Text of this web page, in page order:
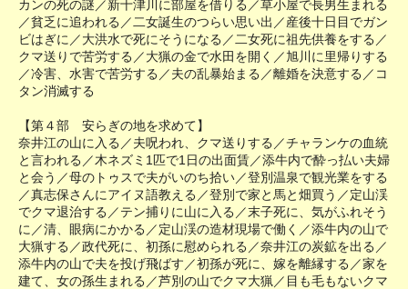
カンの死の謎／新十津川に部屋を借りる／草小屋で長男生まれる
／貧乏に追われる／二女誕生のつらい思い出／産後十日目でガン
ビはぎに／大洪水で死にそうになる／二女死に祖先供養をする／
クマ送りで苦労する／大猟の金で水田を開く／旭川に里帰りする
／冷害、水害で苦労する／夫の乱暴始まる／離婚を決意する／コ
タン消滅する
【第４部 安らぎの地を求めて】
奈井江の山に入る／夫呪われ、クマ送りする／チャランケの血統
と言われる／木ネズミ1匹で1日の出面賃／添牛内で酔っ払い夫婦
と会う／母のトゥスで夫がいのち拾い／登別温泉で観光業をする
／真志保さんにアイヌ語教える／登別で家と馬と畑買う／定山渓
でクマ退治する／テン捕りに山に入る／末子死に、気がふれそう
に／清、眼病にかかる／定山渓の造材現場で働く／添牛内の山で
大猟する／政代死に、初孫に慰められる／奈井江の炭鉱を出る／
添牛内の山で夫を投げ飛ばす／初孫が死に、嫁を離縁する／家を
建て、女の孫生まれる／芦別の山でクマ大猟／目も毛もないクマ